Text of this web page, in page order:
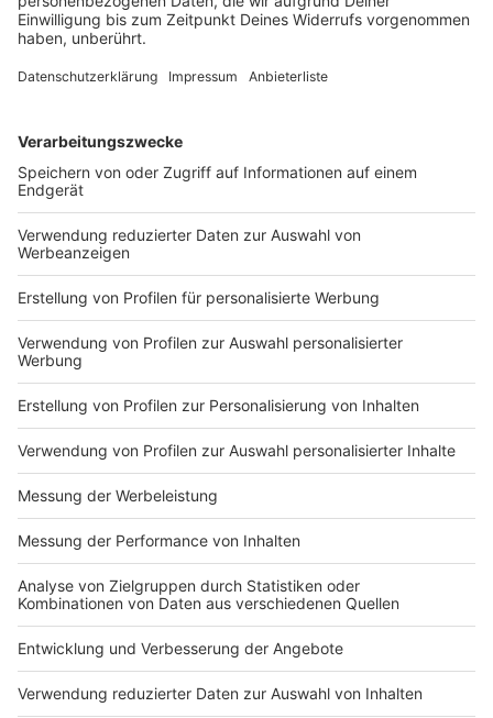
und Wegen möglich. Alles Wichtige dazu lest ihr hier.
DEINE GEMERKTEN ARTIKEL
Du hast dir noch keine Artikel gemerkt
Markiere sie hierfür mit einem
Impressum
Nutzungsbedingungen
Jobs
Presse
Werben
Kontakt
Studio-Hotline
Verkehrs-Hotline
Newsletter